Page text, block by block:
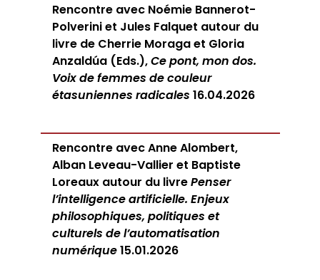
Rencontre avec Noémie Bannerot-
Polverini et Jules Falquet autour du
livre de Cherrie Moraga et Gloria
Anzaldúa (Eds.),Ce pont, mon dos.
Voix de femmes de couleur
étasuniennes radicales 16.04.2026
Rencontre avec Anne Alombert,
Alban Leveau-Vallier et Baptiste
Loreaux autour du livrePenser
l’intelligence artificielle. Enjeux
philosophiques, politiques et
culturels de l’automatisation
numérique15.01.2026